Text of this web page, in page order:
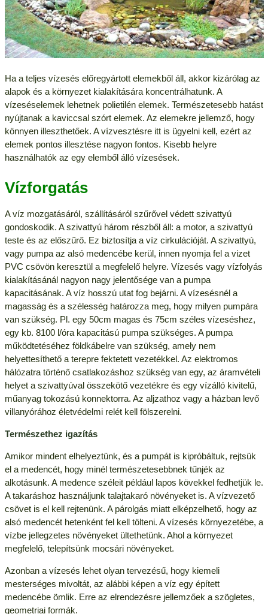
Ha a teljes vízesés előregyártott elemekből áll, akkor kizárólag az
alapok és a környezet kialakítására koncentrálhatunk. A
vízeséselemek lehetnek polietilén elemek. Természetesebb hatást
nyújtanak a kaviccsal szórt elemek. Az elemekre jellemző, hogy
könnyen illeszthetőek. A vízvesztésre itt is ügyelni kell, ezért az
elemek pontos illesztése nagyon fontos. Kisebb helyre
használhatók az egy elemből álló vízesések.
Vízforgatás
A víz mozgatásáról, szállításáról szűrővel védett szivattyú
gondoskodik. A szivattyú három részből áll: a motor, a szivattyú
teste és az előszűrő. Ez biztosítja a víz cirkulációját. A szivattyú,
vagy pumpa az alsó medencébe kerül, innen nyomja fel a vizet
PVC csövön keresztül a megfelelő helyre. Vízesés vagy vízfolyás
kialakításánál nagyon nagy jelentősége van a pumpa
kapacitásának. A víz hosszú utat fog bejárni. A vízesésnél a
magasság és a szélesség határozza meg, hogy milyen pumpára
van szükség. Pl. egy 50cm magas és 75cm széles vízeséshez,
egy kb. 8100 l/óra kapacitású pumpa szükséges. A pumpa
működtetéséhez földkábelre van szükség, amely nem
helyettesíthető a terepre fektetett vezetékkel. Az elektromos
hálózatra történő csatlakozáshoz szükség van egy, az áramvételi
helyet a szivattyúval összekötő vezetékre és egy vízálló kivitelű,
műanyag tokozású konnektorra. Az aljzathoz vagy a házban levő
villanyórához életvédelmi relét kell fölszerelni.
Természethez igazítás
Amikor mindent elhelyeztünk, és a pumpát is kipróbáltuk, rejtsük
el a medencét, hogy minél természetesebbnek tűnjék az
alkotásunk. A medence széleit például lapos kövekkel fedhetjük le.
A takaráshoz használjunk talajtakaró növényeket is. A vízvezető
csövet is el kell rejtenünk. A párolgás miatt elképzelhető, hogy az
alsó medencét hetenként fel kell tölteni. A vízesés környezetébe, a
vízbe jellegzetes növényeket ültethetünk. Ahol a környezet
megfelelő, telepítsünk mocsári növényeket.
Azonban a vízesés lehet olyan tervezésű, hogy kiemeli
mesterséges mivoltát, az alábbi képen a víz egy épített
medencébe ömlik. Erre az elrendezésre jellemzőek a szögletes,
geometriai formák.